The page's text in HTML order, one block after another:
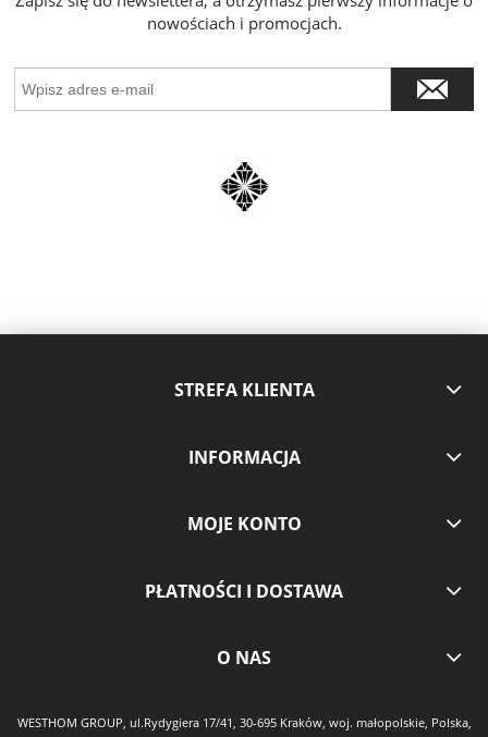
nowościach i promocjach.
STREFA KLIENTA
INFORMACJA
MOJE KONTO
PŁATNOŚCI I DOSTAWA
O NAS
WESTHOM GROUP, ul.Rydygiera 17/41, 30-695 Kraków, woj. małopolskie, Polska,